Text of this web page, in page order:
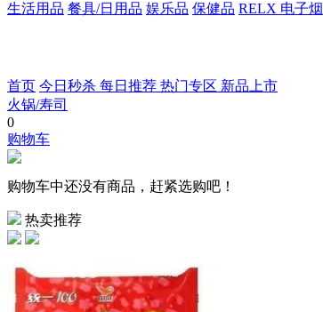
生活用品 餐具/日用品 娱乐品 保健品 RELX 电子烟
首页 今日秒杀 每日推荐 热门专区 新品上市
火锅/寿司
0
购物车
购物车中还没有商品，赶紧选购吧！
热卖推荐